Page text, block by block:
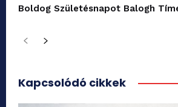
Boldog Születésnapot Balogh
Kapcsolódó cikkek